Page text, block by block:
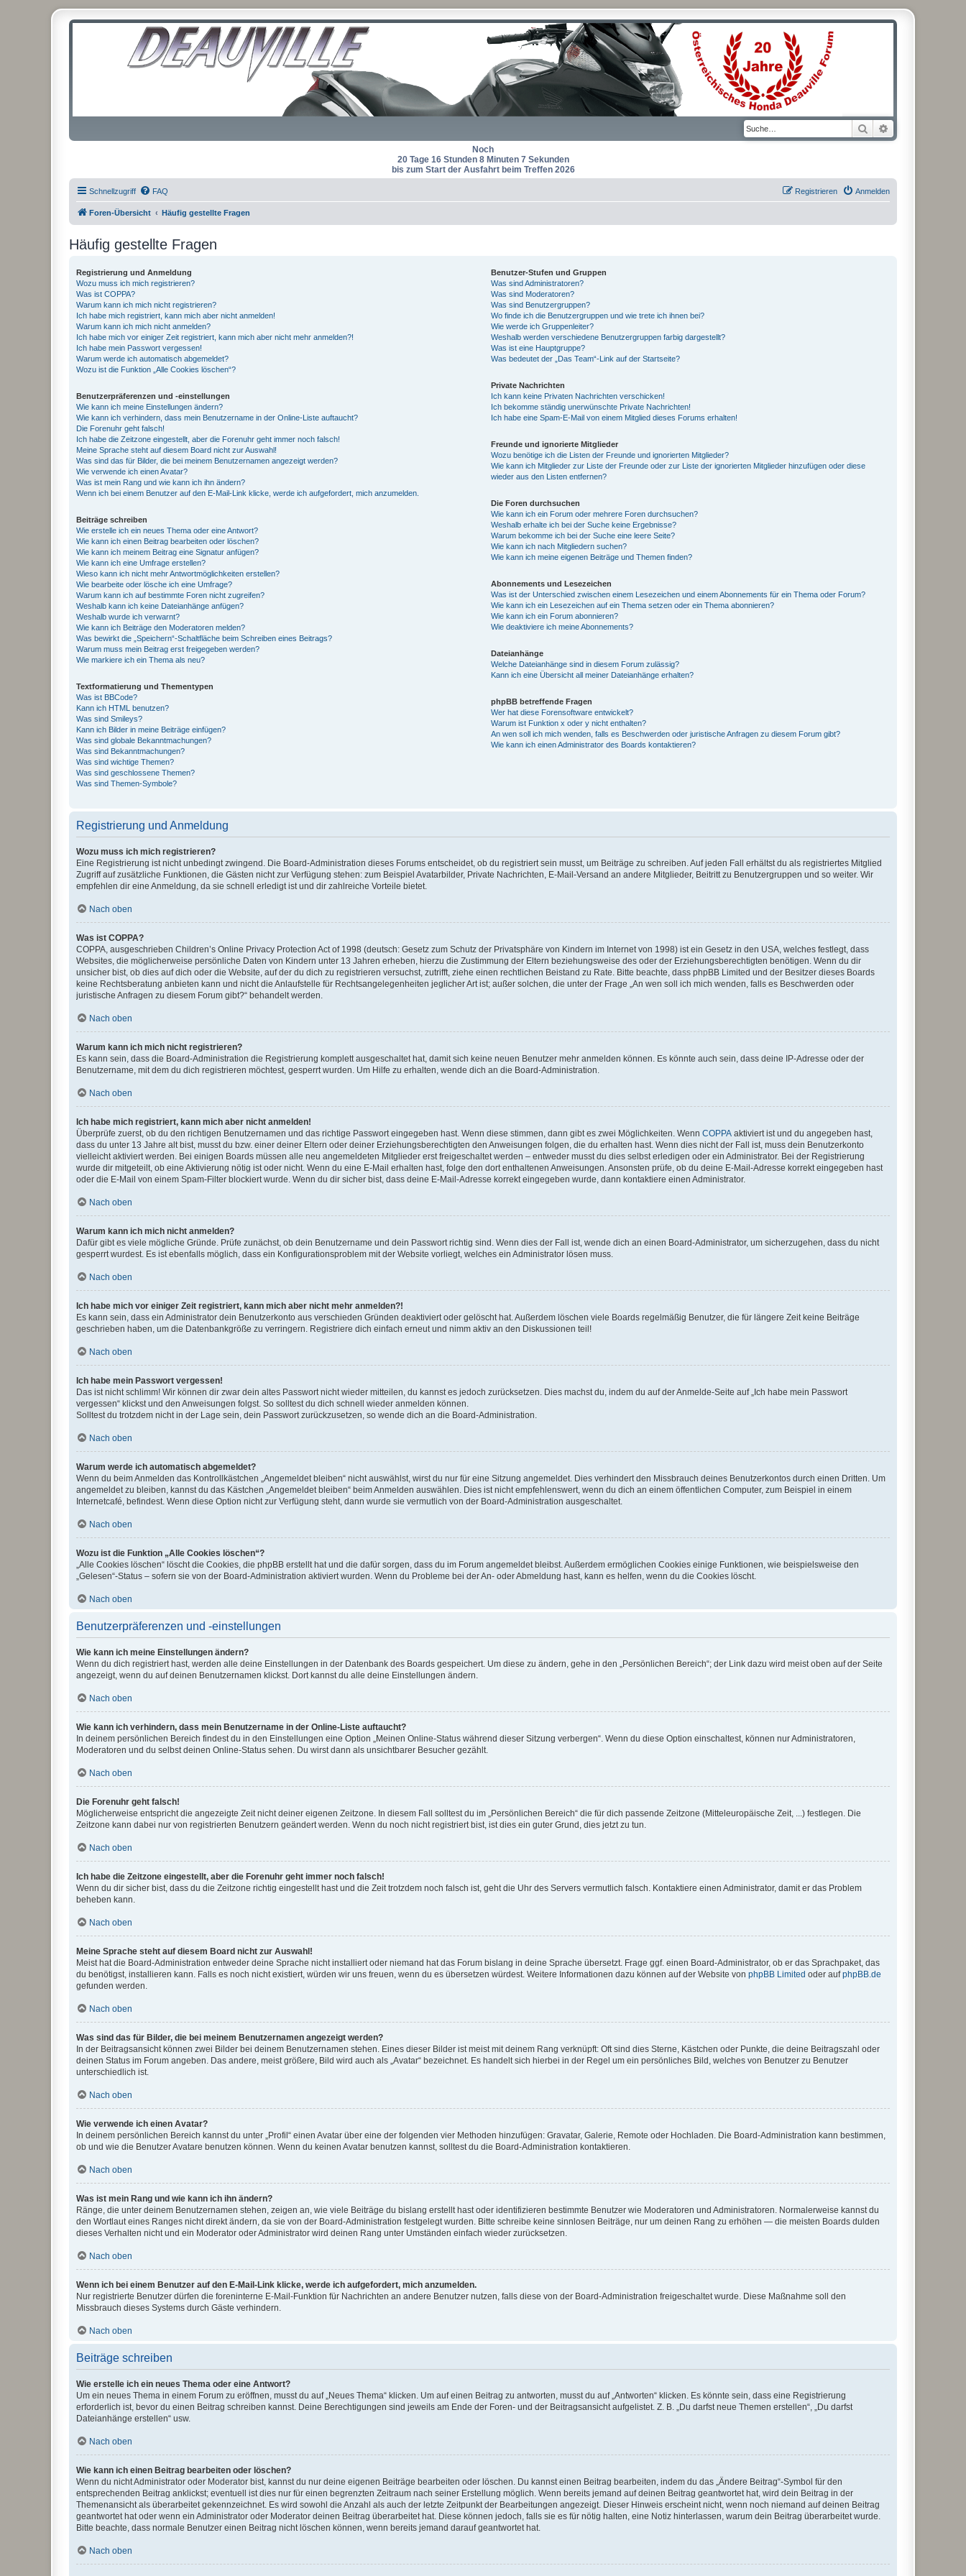
Suche
Noch
20 Tage 16 Stunden 8 Minuten 6 Sekunden
bis zum Start der Ausfahrt beim Treffen 2026
Schnellzugriff FAQ Anmelden
Registrieren
Foren-Übersicht Häufig gestellte Fragen
Häufig gestellte Fragen
Registrierung und Anmeldung
Wozu muss ich mich registrieren?
Was ist COPPA?
Warum kann ich mich nicht registrieren?
Ich habe mich registriert, kann mich aber nicht anmelden!
Warum kann ich mich nicht anmelden?
Ich habe mich vor einiger Zeit registriert, kann mich aber nicht mehr anmelden?!
Ich habe mein Passwort vergessen!
Warum werde ich automatisch abgemeldet?
Wozu ist die Funktion „Alle Cookies löschen“?
Benutzerpräferenzen und -einstellungen
Wie kann ich meine Einstellungen ändern?
Wie kann ich verhindern, dass mein Benutzername in der Online-Liste auftaucht?
Die Forenuhr geht falsch!
Ich habe die Zeitzone eingestellt, aber die Forenuhr geht immer noch falsch!
Meine Sprache steht auf diesem Board nicht zur Auswahl!
Was sind das für Bilder, die bei meinem Benutzernamen angezeigt werden?
Wie verwende ich einen Avatar?
Was ist mein Rang und wie kann ich ihn ändern?
Wenn ich bei einem Benutzer auf den E-Mail-Link klicke, werde ich aufgefordert, mich anzumelden.
Beiträge schreiben
Wie erstelle ich ein neues Thema oder eine Antwort?
Wie kann ich einen Beitrag bearbeiten oder löschen?
Wie kann ich meinem Beitrag eine Signatur anfügen?
Wie kann ich eine Umfrage erstellen?
Wieso kann ich nicht mehr Antwortmöglichkeiten erstellen?
Wie bearbeite oder lösche ich eine Umfrage?
Warum kann ich auf bestimmte Foren nicht zugreifen?
Weshalb kann ich keine Dateianhänge anfügen?
Weshalb wurde ich verwarnt?
Wie kann ich Beiträge den Moderatoren melden?
Was bewirkt die „Speichern“-Schaltfläche beim Schreiben eines Beitrags?
Warum muss mein Beitrag erst freigegeben werden?
Wie markiere ich ein Thema als neu?
Textformatierung und Thementypen
Was ist BBCode?
Kann ich HTML benutzen?
Was sind Smileys?
Kann ich Bilder in meine Beiträge einfügen?
Was sind globale Bekanntmachungen?
Was sind Bekanntmachungen?
Was sind wichtige Themen?
Was sind geschlossene Themen?
Was sind Themen-Symbole?
Benutzer-Stufen und Gruppen
Was sind Administratoren?
Was sind Moderatoren?
Was sind Benutzergruppen?
Wo finde ich die Benutzergruppen und wie trete ich ihnen bei?
Wie werde ich Gruppenleiter?
Weshalb werden verschiedene Benutzergruppen farbig dargestellt?
Was ist eine Hauptgruppe?
Was bedeutet der „Das Team“-Link auf der Startseite?
Private Nachrichten
Ich kann keine Privaten Nachrichten verschicken!
Ich bekomme ständig unerwünschte Private Nachrichten!
Ich habe eine Spam-E-Mail von einem Mitglied dieses Forums erhalten!
Freunde und ignorierte Mitglieder
Wozu benötige ich die Listen der Freunde und ignorierten Mitglieder?
Wie kann ich Mitglieder zur Liste der Freunde oder zur Liste der ignorierten Mitglieder hinzufügen oder diese
wieder aus den Listen entfernen?
Die Foren durchsuchen
Wie kann ich ein Forum oder mehrere Foren durchsuchen?
Weshalb erhalte ich bei der Suche keine Ergebnisse?
Warum bekomme ich bei der Suche eine leere Seite?
Wie kann ich nach Mitgliedern suchen?
Wie kann ich meine eigenen Beiträge und Themen finden?
Abonnements und Lesezeichen
Was ist der Unterschied zwischen einem Lesezeichen und einem Abonnements für ein Thema oder Forum?
Wie kann ich ein Lesezeichen auf ein Thema setzen oder ein Thema abonnieren?
Wie kann ich ein Forum abonnieren?
Wie deaktiviere ich meine Abonnements?
Dateianhänge
Welche Dateianhänge sind in diesem Forum zulässig?
Kann ich eine Übersicht all meiner Dateianhänge erhalten?
phpBB betreffende Fragen
Wer hat diese Forensoftware entwickelt?
Warum ist Funktion x oder y nicht enthalten?
An wen soll ich mich wenden, falls es Beschwerden oder juristische Anfragen zu diesem Forum gibt?
Wie kann ich einen Administrator des Boards kontaktieren?
Registrierung und Anmeldung
Wozu muss ich mich registrieren?
Eine Registrierung ist nicht unbedingt zwingend. Die Board-Administration dieses Forums entscheidet, ob du registriert sein musst, um Beiträge zu schreiben. Auf jeden Fall erhältst du als registriertes Mitglied
Zugriff auf zusätzliche Funktionen, die Gästen nicht zur Verfügung stehen: zum Beispiel Avatarbilder, Private Nachrichten, E-Mail-Versand an andere Mitglieder, Beitritt zu Benutzergruppen und so weiter. Wir
empfehlen dir eine Anmeldung, da sie schnell erledigt ist und dir zahlreiche Vorteile bietet.
Nach oben
Was ist COPPA?
COPPA, ausgeschrieben Children’s Online Privacy Protection Act of 1998 (deutsch: Gesetz zum Schutz der Privatsphäre von Kindern im Internet von 1998) ist ein Gesetz in den USA, welches festlegt, dass
Websites, die möglicherweise persönliche Daten von Kindern unter 13 Jahren erheben, hierzu die Zustimmung der Eltern beziehungsweise des oder der Erziehungsberechtigten benötigen. Wenn du dir
unsicher bist, ob dies auf dich oder die Website, auf der du dich zu registrieren versuchst, zutrifft, ziehe einen rechtlichen Beistand zu Rate. Bitte beachte, dass phpBB Limited und der Besitzer dieses Boards
keine Rechtsberatung anbieten kann und nicht die Anlaufstelle für Rechtsangelegenheiten jeglicher Art ist; außer solchen, die unter der Frage „An wen soll ich mich wenden, falls es Beschwerden oder
juristische Anfragen zu diesem Forum gibt?“ behandelt werden.
Nach oben
Warum kann ich mich nicht registrieren?
Es kann sein, dass die Board-Administration die Registrierung komplett ausgeschaltet hat, damit sich keine neuen Benutzer mehr anmelden können. Es könnte auch sein, dass deine IP-Adresse oder der
Benutzername, mit dem du dich registrieren möchtest, gesperrt wurden. Um Hilfe zu erhalten, wende dich an die Board-Administration.
Nach oben
Ich habe mich registriert, kann mich aber nicht anmelden!
Überprüfe zuerst, ob du den richtigen Benutzernamen und das richtige Passwort eingegeben hast. Wenn diese stimmen, dann gibt es zwei Möglichkeiten. Wenn COPPA aktiviert ist und du angegeben hast,
dass du unter 13 Jahre alt bist, musst du bzw. einer deiner Eltern oder deiner Erziehungsberechtigten den Anweisungen folgen, die du erhalten hast. Wenn dies nicht der Fall ist, muss dein Benutzerkonto
vielleicht aktiviert werden. Bei einigen Boards müssen alle neu angemeldeten Mitglieder erst freigeschaltet werden – entweder musst du dies selbst erledigen oder ein Administrator. Bei der Registrierung
wurde dir mitgeteilt, ob eine Aktivierung nötig ist oder nicht. Wenn du eine E-Mail erhalten hast, folge den dort enthaltenen Anweisungen. Ansonsten prüfe, ob du deine E-Mail-Adresse korrekt eingegeben hast
oder die E-Mail von einem Spam-Filter blockiert wurde. Wenn du dir sicher bist, dass deine E-Mail-Adresse korrekt eingegeben wurde, dann kontaktiere einen Administrator.
Nach oben
Warum kann ich mich nicht anmelden?
Dafür gibt es viele mögliche Gründe. Prüfe zunächst, ob dein Benutzername und dein Passwort richtig sind. Wenn dies der Fall ist, wende dich an einen Board-Administrator, um sicherzugehen, dass du nicht
gesperrt wurdest. Es ist ebenfalls möglich, dass ein Konfigurationsproblem mit der Website vorliegt, welches ein Administrator lösen muss.
Nach oben
Ich habe mich vor einiger Zeit registriert, kann mich aber nicht mehr anmelden?!
Es kann sein, dass ein Administrator dein Benutzerkonto aus verschieden Gründen deaktiviert oder gelöscht hat. Außerdem löschen viele Boards regelmäßig Benutzer, die für längere Zeit keine Beiträge
geschrieben haben, um die Datenbankgröße zu verringern. Registriere dich einfach erneut und nimm aktiv an den Diskussionen teil!
Nach oben
Ich habe mein Passwort vergessen!
Das ist nicht schlimm! Wir können dir zwar dein altes Passwort nicht wieder mitteilen, du kannst es jedoch zurücksetzen. Dies machst du, indem du auf der Anmelde-Seite auf „Ich habe mein Passwort
vergessen“ klickst und den Anweisungen folgst. So solltest du dich schnell wieder anmelden können.
Solltest du trotzdem nicht in der Lage sein, dein Passwort zurückzusetzen, so wende dich an die Board-Administration.
Nach oben
Warum werde ich automatisch abgemeldet?
Wenn du beim Anmelden das Kontrollkästchen „Angemeldet bleiben“ nicht auswählst, wirst du nur für eine Sitzung angemeldet. Dies verhindert den Missbrauch deines Benutzerkontos durch einen Dritten. Um
angemeldet zu bleiben, kannst du das Kästchen „Angemeldet bleiben“ beim Anmelden auswählen. Dies ist nicht empfehlenswert, wenn du dich an einem öffentlichen Computer, zum Beispiel in einem
Internetcafé, befindest. Wenn diese Option nicht zur Verfügung steht, dann wurde sie vermutlich von der Board-Administration ausgeschaltet.
Nach oben
Wozu ist die Funktion „Alle Cookies löschen“?
„Alle Cookies löschen“ löscht die Cookies, die phpBB erstellt hat und die dafür sorgen, dass du im Forum angemeldet bleibst. Außerdem ermöglichen Cookies einige Funktionen, wie beispielsweise den
„Gelesen“-Status – sofern sie von der Board-Administration aktiviert wurden. Wenn du Probleme bei der An- oder Abmeldung hast, kann es helfen, wenn du die Cookies löscht.
Nach oben
Benutzerpräferenzen und -einstellungen
Wie kann ich meine Einstellungen ändern?
Wenn du dich registriert hast, werden alle deine Einstellungen in der Datenbank des Boards gespeichert. Um diese zu ändern, gehe in den „Persönlichen Bereich“; der Link dazu wird meist oben auf der Seite
angezeigt, wenn du auf deinen Benutzernamen klickst. Dort kannst du alle deine Einstellungen ändern.
Nach oben
Wie kann ich verhindern, dass mein Benutzername in der Online-Liste auftaucht?
In deinem persönlichen Bereich findest du in den Einstellungen eine Option „Meinen Online-Status während dieser Sitzung verbergen“. Wenn du diese Option einschaltest, können nur Administratoren,
Moderatoren und du selbst deinen Online-Status sehen. Du wirst dann als unsichtbarer Besucher gezählt.
Nach oben
Die Forenuhr geht falsch!
Möglicherweise entspricht die angezeigte Zeit nicht deiner eigenen Zeitzone. In diesem Fall solltest du im „Persönlichen Bereich“ die für dich passende Zeitzone (Mitteleuropäische Zeit, ...) festlegen. Die
Zeitzone kann dabei nur von registrierten Benutzern geändert werden. Wenn du noch nicht registriert bist, ist dies ein guter Grund, dies jetzt zu tun.
Nach oben
Ich habe die Zeitzone eingestellt, aber die Forenuhr geht immer noch falsch!
Wenn du dir sicher bist, dass du die Zeitzone richtig eingestellt hast und die Zeit trotzdem noch falsch ist, geht die Uhr des Servers vermutlich falsch. Kontaktiere einen Administrator, damit er das Problem
beheben kann.
Nach oben
Meine Sprache steht auf diesem Board nicht zur Auswahl!
Meist hat die Board-Administration entweder deine Sprache nicht installiert oder niemand hat das Forum bislang in deine Sprache übersetzt. Frage ggf. einen Board-Administrator, ob er das Sprachpaket, das
du benötigst, installieren kann. Falls es noch nicht existiert, würden wir uns freuen, wenn du es übersetzen würdest. Weitere Informationen dazu können auf der Website von phpBB Limited oder aufphpBB.de
gefunden werden.
Nach oben
Was sind das für Bilder, die bei meinem Benutzernamen angezeigt werden?
In der Beitragsansicht können zwei Bilder bei deinem Benutzernamen stehen. Eines dieser Bilder ist meist mit deinem Rang verknüpft: Oft sind dies Sterne, Kästchen oder Punkte, die deine Beitragszahl oder
deinen Status im Forum angeben. Das andere, meist größere, Bild wird auch als „Avatar“ bezeichnet. Es handelt sich hierbei in der Regel um ein persönliches Bild, welches von Benutzer zu Benutzer
unterschiedlich ist.
Nach oben
Wie verwende ich einen Avatar?
In deinem persönlichen Bereich kannst du unter „Profil“ einen Avatar über eine der folgenden vier Methoden hinzufügen: Gravatar, Galerie, Remote oder Hochladen. Die Board-Administration kann bestimmen,
ob und wie die Benutzer Avatare benutzen können. Wenn du keinen Avatar benutzen kannst, solltest du die Board-Administration kontaktieren.
Nach oben
Was ist mein Rang und wie kann ich ihn ändern?
Ränge, die unter deinem Benutzernamen stehen, zeigen an, wie viele Beiträge du bislang erstellt hast oder identifizieren bestimmte Benutzer wie Moderatoren und Administratoren. Normalerweise kannst du
den Wortlaut eines Ranges nicht direkt ändern, da sie von der Board-Administration festgelegt wurden. Bitte schreibe keine sinnlosen Beiträge, nur um deinen Rang zu erhöhen — die meisten Boards dulden
dieses Verhalten nicht und ein Moderator oder Administrator wird deinen Rang unter Umständen einfach wieder zurücksetzen.
Nach oben
Wenn ich bei einem Benutzer auf den E-Mail-Link klicke, werde ich aufgefordert, mich anzumelden.
Nur registrierte Benutzer dürfen die foreninterne E-Mail-Funktion für Nachrichten an andere Benutzer nutzen, falls diese von der Board-Administration freigeschaltet wurde. Diese Maßnahme soll den
Missbrauch dieses Systems durch Gäste verhindern.
Nach oben
Beiträge schreiben
Wie erstelle ich ein neues Thema oder eine Antwort?
Um ein neues Thema in einem Forum zu eröffnen, musst du auf „Neues Thema“ klicken. Um auf einen Beitrag zu antworten, musst du auf „Antworten“ klicken. Es könnte sein, dass eine Registrierung
erforderlich ist, bevor du einen Beitrag schreiben kannst. Deine Berechtigungen sind jeweils am Ende der Foren- und der Beitragsansicht aufgelistet. Z. B. „Du darfst neue Themen erstellen“, „Du darfst
Dateianhänge erstellen“ usw.
Nach oben
Wie kann ich einen Beitrag bearbeiten oder löschen?
Wenn du nicht Administrator oder Moderator bist, kannst du nur deine eigenen Beiträge bearbeiten oder löschen. Du kannst einen Beitrag bearbeiten, indem du das „Ändere Beitrag“-Symbol für den
entsprechenden Beitrag anklickst; eventuell ist dies nur für einen begrenzten Zeitraum nach seiner Erstellung möglich. Wenn bereits jemand auf deinen Beitrag geantwortet hat, wird dein Beitrag in der
Themenansicht als überarbeitet gekennzeichnet. Es wird sowohl die Anzahl als auch der letzte Zeitpunkt der Bearbeitungen angezeigt. Dieser Hinweis erscheint nicht, wenn noch niemand auf deinen Beitrag
geantwortet hat oder wenn ein Administrator oder Moderator deinen Beitrag überarbeitet hat. Diese können jedoch, falls sie es für nötig halten, eine Notiz hinterlassen, warum dein Beitrag überarbeitet wurde.
Bitte beachte, dass normale Benutzer einen Beitrag nicht löschen können, wenn bereits jemand darauf geantwortet hat.
Nach oben